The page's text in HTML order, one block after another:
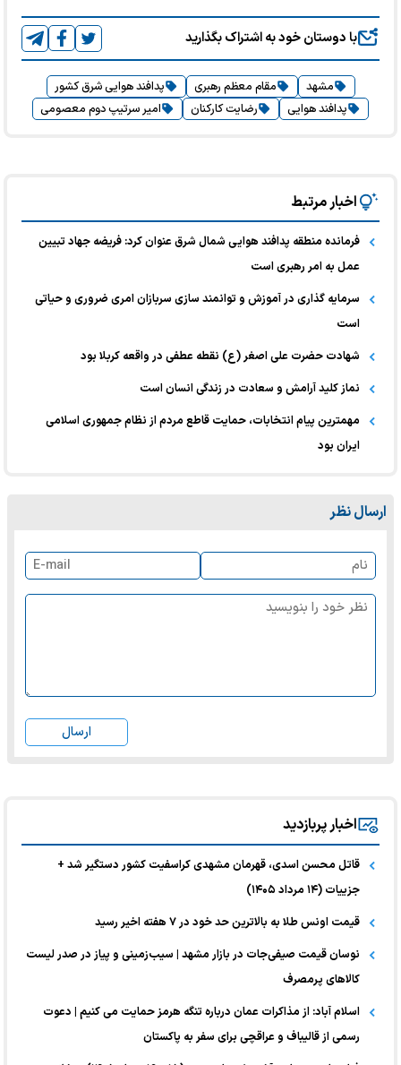
با دوستان خود به اشتراک بگذارید
مشهد مقام معظم رهبری
پدافند هوایی شرق کشور
پدافند هوایی
رضایت کارکنان امیر سرتیپ دوم معصومی
اخبار مرتبط
فرمانده منطقه پدافند هوایی شمال شرق عنوان کرد: فریضه جهاد تبیین
عمل به امر رهبری است
سرمایه‌ گذاری در آموزش و توانمند سازی سربازان امری ضروری و حیاتی
است
شهادت حضرت علی اصغر (ع) نقطه عطفی در واقعه کربلا بود
نماز کلید آرامش و سعادت در زندگی انسان است
مهمترین پیام انتخابات، حمایت قاطع مردم از نظام جمهوری اسلامی
ایران بود
ارسال نظر
ارسال
اخبار پربازدید
قاتل محسن اسدی، قهرمان مشهدی کراسفیت کشور دستگیر شد +
جزییات (۱۴ مرداد ۱۴۰۵)
قیمت اونس طلا به بالاترین حد خود در ۷ هفته اخیر رسید
نوسان قیمت صیفی‌جات در بازار مشهد | سیب‌زمینی و پیاز در صدر لیست
کالا‌های پرمصرف
اسلام آباد: از مذاکرات عمان درباره تنگه هرمز حمایت می کنیم | دعوت
رسمی از قالیباف و عراقچی برای سفر به پاکستان